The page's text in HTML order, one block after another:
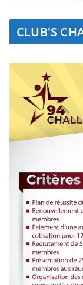
CLUB'S